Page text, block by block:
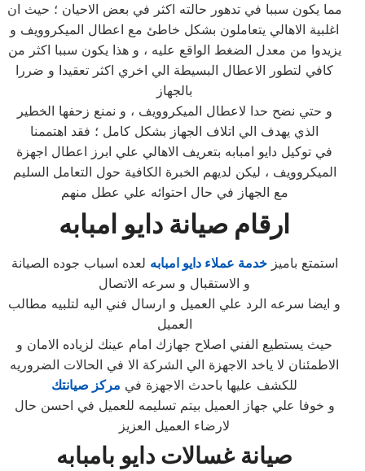
مما يكون سببا في تدهور حالته اكثر في بعض الاحيان ؛ حيث ان
اغلبية الاهالي يتعاملون بشكل خاطئ مع اعطال الميكروويف و
يزيدوا من معدل الضغط الواقع عليه ، و هذا يكون سببا اكثر من
كافي لتطور الاعطال البسيطة الي اخري اكثر تعقيدا و ضررا
بالجهاز
و حتي نضح حدا لاعطال الميكروويف ، و نمنع زحفها الخطير
الذي يهدف الي اتلاف الجهاز بشكل كامل ؛ فقد اهتممنا
في توكيل دايو امبابه بتعريف الاهالي علي ابرز اعطال اجهزة
الميكروويف ، ليكن لديهم الخبرة الكافية حول التعامل السليم
مع الجهاز في حال احتوائه علي عطل منهم
ارقام صيانة دايو امبابه
استمتع باميزخدمة عملاء دايو امبابه لعده اسباب جوده الصيانة
و الاستقبال و سرعه الاتصال
و ايضا سرعه الرد علي العميل و ارسال فني اليه لتلبيه مطالب
العميل
حيث يستطيع الفني اصلاح جهازك امام عينك لزياده الامان و
الاطمئنان لا ياخد الاجهزة الي الشركة الا في الحالات الضروريه
للكشف عليها باحدث الاجهزة في مركز صيانتك
و خوفا علي جهاز العميل بيتم تسليمه للعميل في احسن حال
لارضاء العميل العزيز
صيانة غسالات دايو بامبابه